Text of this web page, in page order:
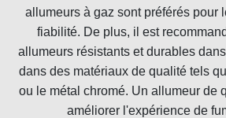
allumeurs à gaz sont préférés pour
fiabilité. De plus, il est
allumeurs résistants et durables
dans des matériaux de qualité tels
ou le métal chromé. Un allumeur de
améliorer l'expérience de